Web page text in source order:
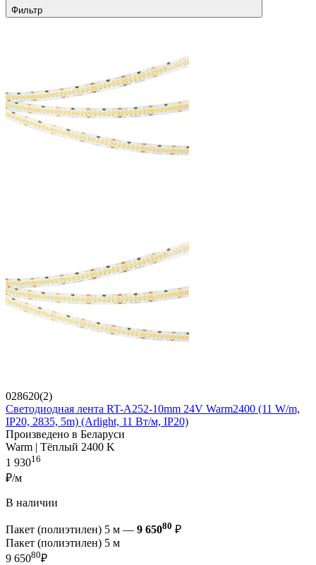
Фильтр
028620(2)
Светодиодная лента RT-A252-10mm 24V Warm2400 (11 W/m,
IP20, 2835, 5m) (Arlight, 11 Вт/м, IP20)
Произведено в Беларуси
Warm | Тёплый 2400 K
1 93016
₽/м
В наличии
Пакет (полиэтилен) 5 м — 9 65080 ₽
Пакет (полиэтилен) 5 м
9 65080₽